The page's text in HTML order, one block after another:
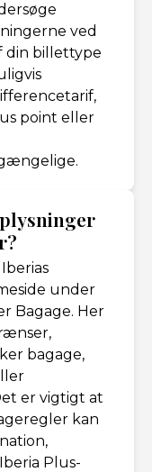
ved
din billettype
point eller
under
Bagage. Her
bagage,
er vigtigt at
kan
Plus-